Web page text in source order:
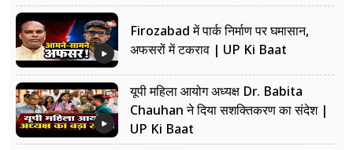
Firozabad में पार्क निर्माण पर घमासान,
अफसरों में टकराव | UP Ki Baat
यूपी महिला आयोग अध्यक्ष Dr. Babita
Chauhan ने दिया सशक्तिकरण का संदेश |
UP Ki Baat